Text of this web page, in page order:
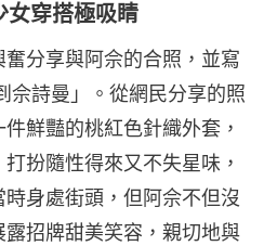
穿搭極吸睛
分享與阿佘的合照，並寫
詩曼」。從網民分享的照
鮮豔的桃紅色針織外套，
扮隨性得來又不失星味，
身處街頭，但阿佘不但沒
招牌甜美笑容，親切地與